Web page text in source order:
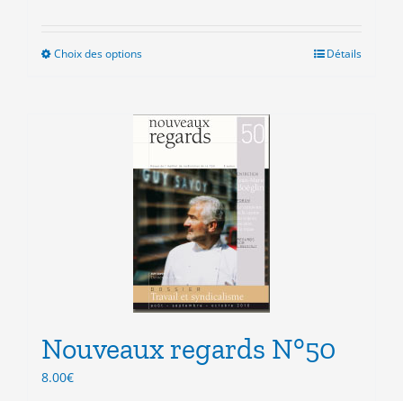
Choix des optionsCe
plusieurs
variations.
options
peuvent
être
choisies
sur
la
page
du
Détails
Nouveaux regards N°50
8.00€